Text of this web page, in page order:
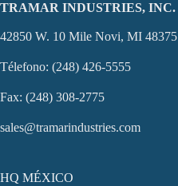
TRAMAR INDUSTRIES, INC.
42850 W. 10 Mile Novi, MI 48375
Télefono: (248) 426-5555
Fax: (248) 308-2775
sales@tramarindustries.com
HQ MÉXICO